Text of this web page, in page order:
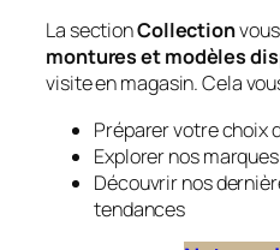
La sectionCollection
montures et modèles
visite en magasin. Cela
Préparer votre choix
Explorer nos
Découvrir nos
tendances